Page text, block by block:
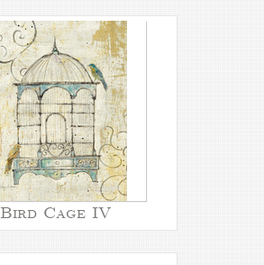
Bird Cage IV